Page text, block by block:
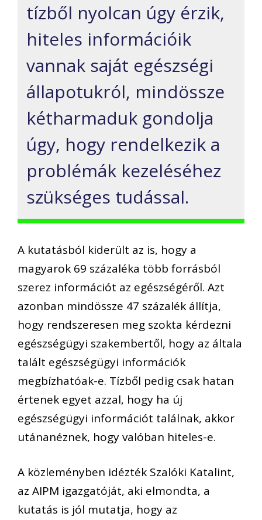
tízből nyolcan úgy érzik,
hiteles információik
vannak saját egészségi
állapotukról, mindössze
kétharmaduk gondolja
úgy, hogy rendelkezik a
problémák kezeléséhez
szükséges tudással.
A kutatásból kiderült az is, hogy a
magyarok 69 százaléka több forrásból
szerez információt az egészségéről. Azt
azonban mindössze 47 százalék állítja,
hogy rendszeresen meg szokta kérdezni
egészségügyi szakembertől, hogy az általa
talált egészségügyi információk
megbízhatóak-e. Tízből pedig csak hatan
értenek egyet azzal, hogy ha új
egészségügyi információt találnak, akkor
utánanéznek, hogy valóban hiteles-e.
A közleményben idézték Szalóki Katalint,
az AIPM igazgatóját, aki elmondta, a
kutatás is jól mutatja, hogy az